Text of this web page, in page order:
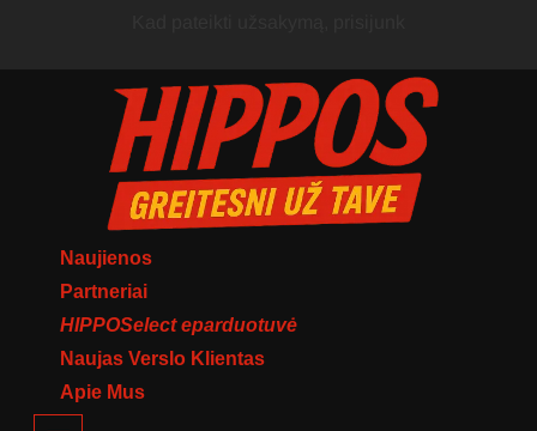
Naujienos
Partneriai
HIPPOSelect eparduotuvė
Naujas Verslo Klientas
Apie Mus